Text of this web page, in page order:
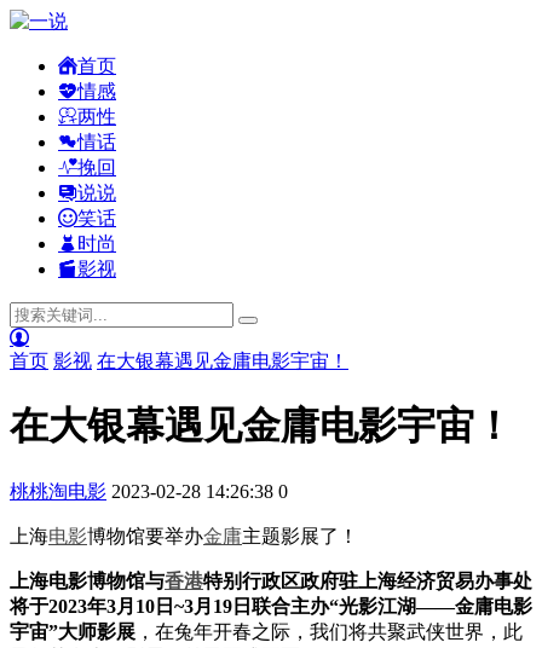
首页
情感
两性
情话
挽回
说说
笑话
时尚
影视
首页 影视 在大银幕遇见金庸电影宇宙！
在大银幕遇见金庸电影宇宙！
桃桃淘电影 2023-02-28 14:26:38 0
上海电影博物馆要举办金庸主题影展了！
上海电影博物馆与香港特别行政区政府驻上海经济贸易办事处
将于2023年3月10日~3月19日联合主办“光影江湖——金庸电影
宇宙”大师影展 ，在兔年开春之际，我们将共聚武侠世界，此